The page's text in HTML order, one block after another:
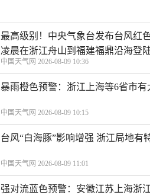
最高级别！中央气象台发布台风红
凌晨在浙江舟山到福建福鼎沿海登
中国天气网 2026-08-09 10:36
暴雨橙色预警：浙江上海等6省市
中国天气网 2026-08-09 10:15
台风“白海豚”影响增强 浙江局地有
中国天气网 2026-08-09 11:01
强对流蓝色预警：安徽江苏上海浙